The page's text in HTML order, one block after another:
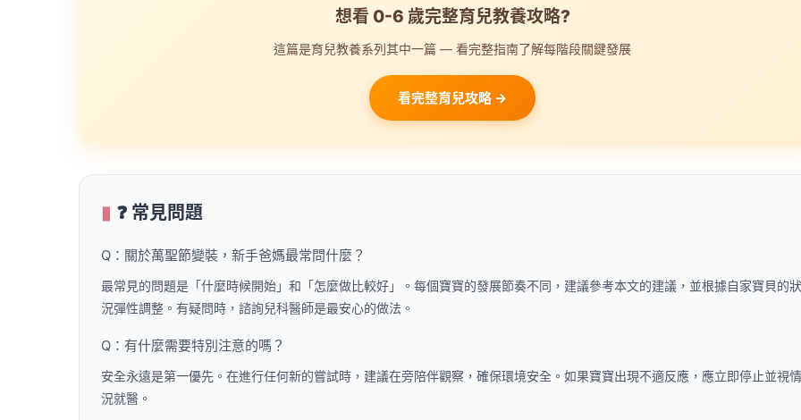
想看 0-6 歲完整育兒教養攻略?
這篇是育兒教養系列其中一篇 — 看完整指南了解每階段關鍵發展
看完整育兒攻略 →
❓ 常見問題
Q：關於萬聖節變裝，新手爸媽最常問什麼？
最常見的問題是「什麼時候開始」和「怎麼做比較好」。每個寶寶的發展節奏不同，建議參考本文的建議，並根據自家寶貝的狀
況彈性調整。有疑問時，諮詢兒科醫師是最安心的做法。
Q：有什麼需要特別注意的嗎？
安全永遠是第一優先。在進行任何新的嘗試時，建議在旁陪伴觀察，確保環境安全。如果寶寶出現不適反應，應立即停止並視情
況就醫。